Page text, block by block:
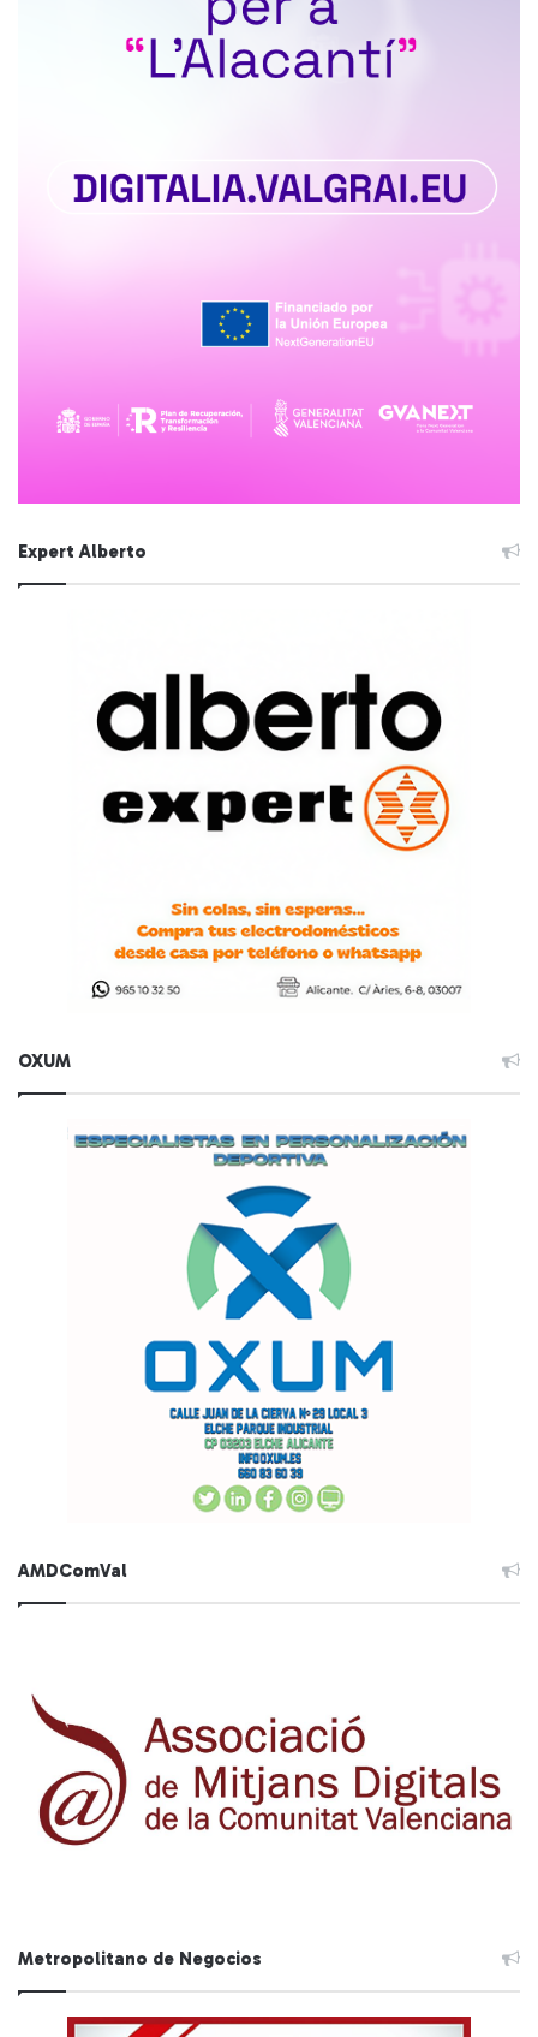
Expert Alberto
OXUM
AMDComVal
Metropolitano de Negocios